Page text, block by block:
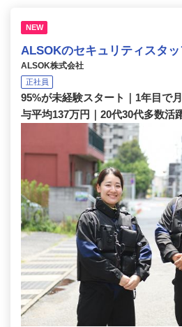
NEW
ALSOKのセキュリティスタッ
ALSOK株式会社
正社員
95%が未経験スタート｜1年目で
与平均137万円｜20代30代多数活